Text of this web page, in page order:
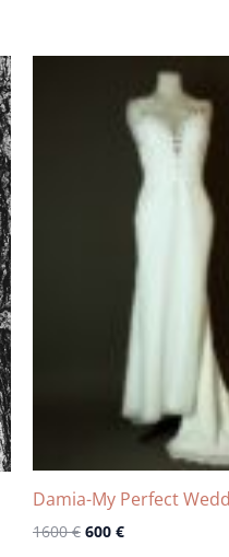
Damia-My Perfect
1600€
initial
était :
1600 €.
600 €
actuel
est :
600 €.